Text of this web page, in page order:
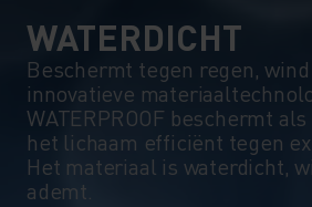
WATERDICHT
Beschermt tegen regen,
innovatieve
WATERPROOF beschermt
het lichaam efficiënt tegen
Het materiaal is waterdicht,
ademt.